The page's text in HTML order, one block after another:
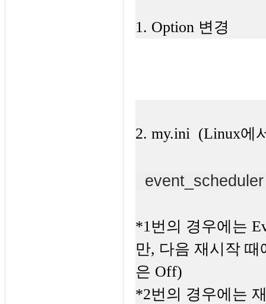
1. Option 변경
2. my.ini (Linux에
*1번의 경우에는
만, 다음 재시작 때
은 Off)
*2번의 경우에는